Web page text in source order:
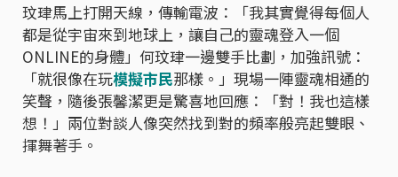
玟珒馬上打開天線，傳輸電波：「我其實覺得每個人
都是從宇宙來到地球上，讓自己的靈魂登入一個
ONLINE的身體」何玟珒一邊雙手比劃，加強訊號：
「就很像在玩模擬市民那樣。」現場一陣靈魂相通的
笑聲，隨後張馨潔更是驚喜地回應：「對！我也這樣
想！」兩位對談人像突然找到對的頻率般亮起雙眼、
揮舞著手。